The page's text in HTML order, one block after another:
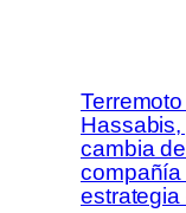
cambia
compañía
estrategia